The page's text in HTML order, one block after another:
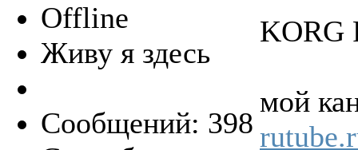
Offline
Живу я здесь
Сообщений: 398
KORG
мой